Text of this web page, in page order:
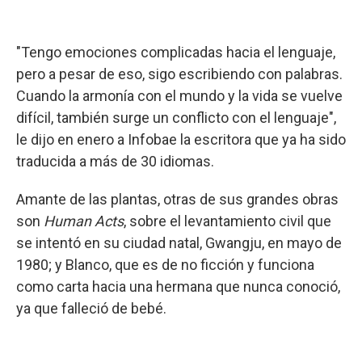
"Tengo emociones complicadas hacia el lenguaje,
pero a pesar de eso, sigo escribiendo con palabras.
Cuando la armonía con el mundo y la vida se vuelve
difícil, también surge un conflicto con el lenguaje",
le dijo en enero a Infobae la escritora que ya ha sido
traducida a más de 30 idiomas.
Amante de las plantas, otras de sus grandes obras
son Human Acts, sobre el levantamiento civil que
se intentó en su ciudad natal, Gwangju, en mayo de
1980; y Blanco, que es de no ficción y funciona
como carta hacia una hermana que nunca conoció,
ya que falleció de bebé.